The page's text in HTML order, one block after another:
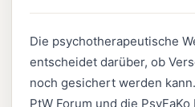
Die psychotherapeutische
entscheidet darüber, ob
noch gesichert werden
PtW Forum und die